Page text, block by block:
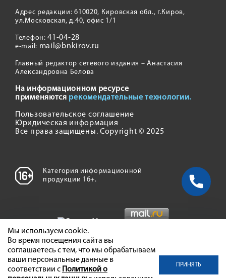
Адрес редакции: 610020, Кировская обл., г.Киров,
ул.Московская, д.40, офис 1/1
Телефон:41-04-28
e-mail: mail@bnkirov.ru
Главный редактор сетевого издания – Анастасия
Александровна Белова
На информационном ресурсе
применяются рекомендательные технологии.
Пользовательское соглашение
Юридическая информация
Все права защищены. Copyright © 2025
Категория информационной
продукции 16+.
Мы используем cookie.
Во время посещения сайта вы
соглашаетесь с тем, что мы обрабатываем
ваши персональные данные в
соответствии с Политикой о
ПРИНЯТЬ